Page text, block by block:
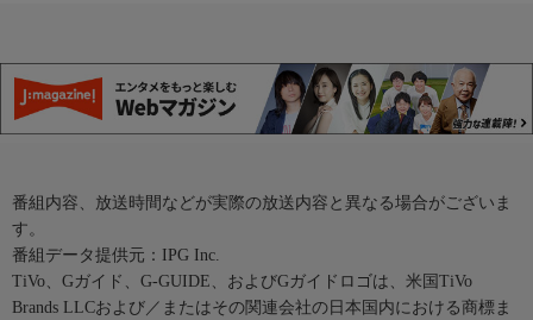
番組内容、放送時間などが実際の放送内容と異なる場合がございま
す。
番組データ提供元：IPG Inc.
TiVo、Gガイド、G-GUIDE、およびGガイドロゴは、米国TiVo
Brands LLCおよび／またはその関連会社の日本国内における商標ま